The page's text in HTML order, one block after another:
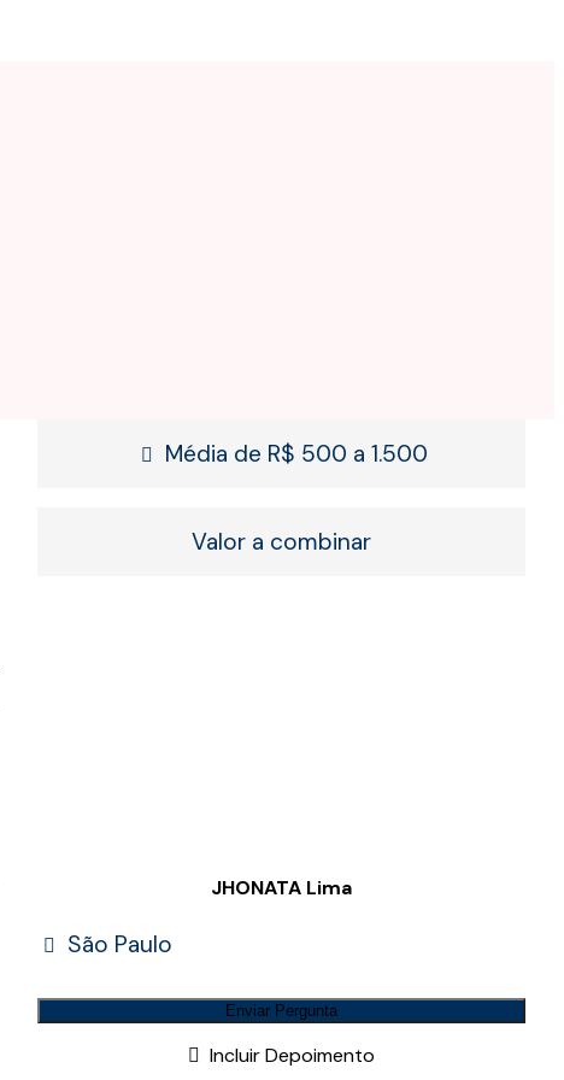
Média de R$ 500 a 1.500
Valor a combinar
JHONATA Lima
São Paulo
Enviar Pergunta
Incluir Depoimento